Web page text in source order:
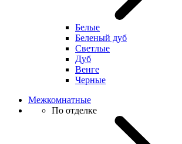
Белые
Беленый дуб
Светлые
Дуб
Венге
Черные
Межкомнатные
По отделке